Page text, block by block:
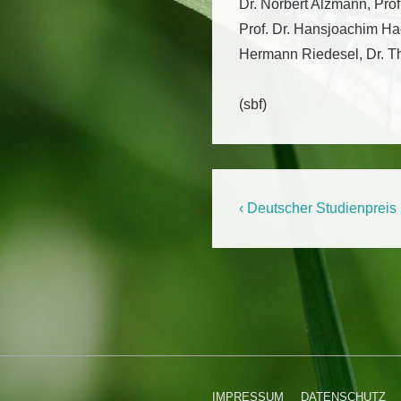
Dr. Norbert Alzmann,
Prof. Dr. Hansjoachim
Hermann Riedesel, Dr.
(sbf)
Previous
‹ Deutscher
IMPRESSUM DATENSCHUTZ